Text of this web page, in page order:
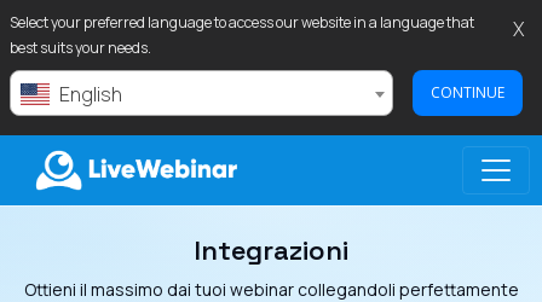
Select your preferred language to access our website in a language that
best suits your needs.
English CONTINUE
X
LIVEWEBINAR.COMIntegrazioni
Ottieni il massimo dai tuoi webinar collegandoli perfettamente